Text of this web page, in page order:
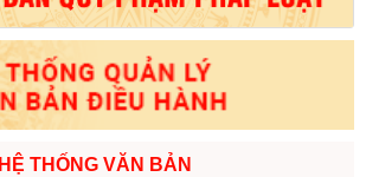
HỆ THỐNG VĂN BẢN